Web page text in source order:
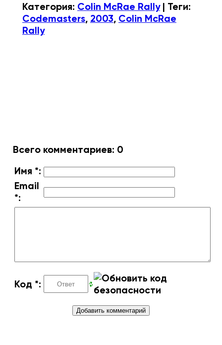
Категория: Colin McRae Rally| Теги:
Codemasters, 2003, Colin McRae
Rally
Всего комментариев: 0
Имя *:
Email
*:
Код *: